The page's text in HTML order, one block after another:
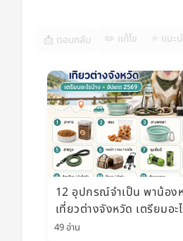
📩 ตอบกลับ ✏️ แก้ไข ⭐ แนะ
12 อุปกรณ์จำเป็น พาน้อง
เที่ยวต่างจังหวัด เตรียมอะ
อัปเดต 2569
49 อ่าน